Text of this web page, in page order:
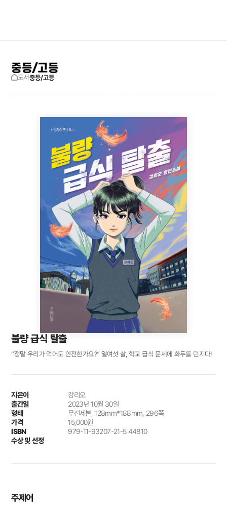
중등/고등
도서중등/고등
불량 급식 탈출
“정말 우리가 먹어도 안전한가요?” 열여섯 살, 학교 급식 문제에 화두를 던지다!
지은이 강리오
출간일 2023년 10월 30일
형태 무선제본, 128mm*188mm, 296쪽
가격 15,000원
ISBN 979-11-93207-21-5 44810
수상 및 선정
주제어